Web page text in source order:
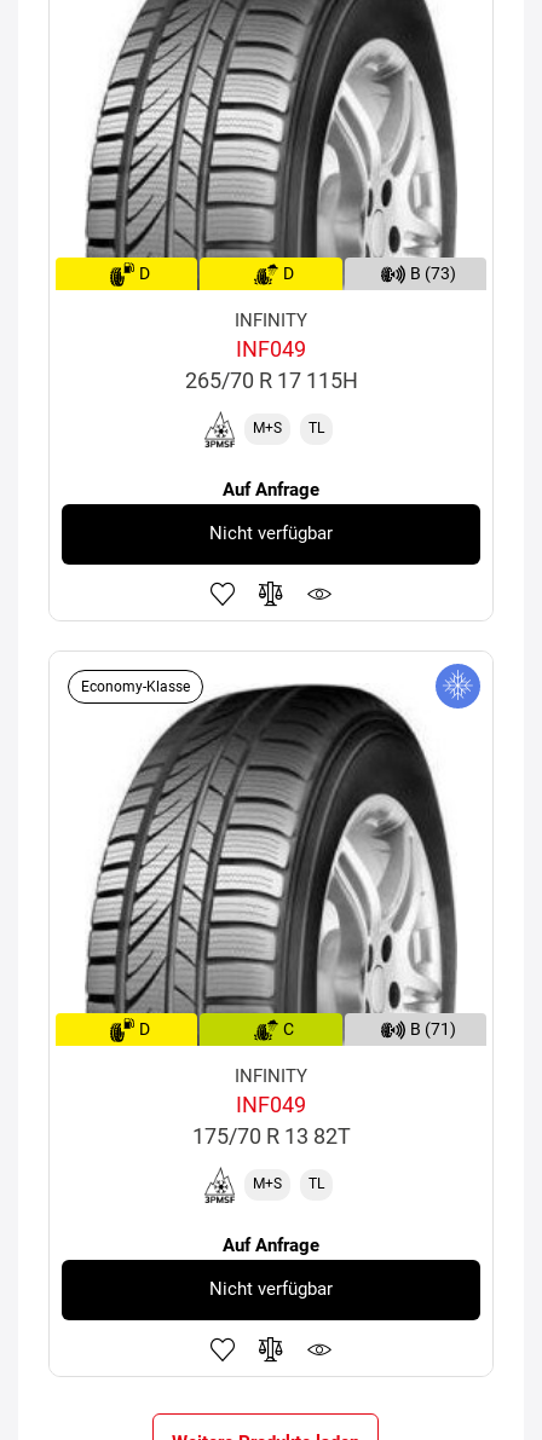
D D B (73)
INFINITY
INF049
265/70 R 17 115H
M+S TL
Auf Anfrage
Nicht verfügbar
Economy-Klasse
D C B (71)
INFINITY
INF049
175/70 R 13 82T
M+S TL
Auf Anfrage
Nicht verfügbar